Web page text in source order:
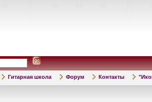
Гитарная школа Форум Контакты